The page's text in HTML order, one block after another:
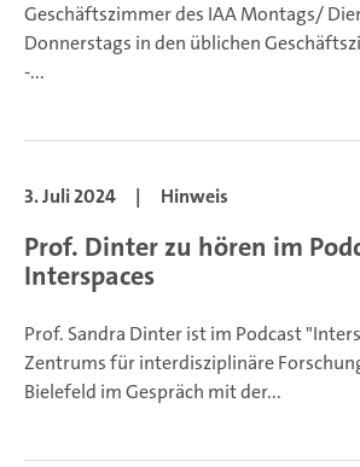
Geschäftszimmer des IAA Montags/
Donnerstags in den üblichen
-...
3. Juli 2024 | Hinweis
Prof. Dinter zu hören im
Interspaces
Prof. Sandra Dinter ist im Podcast
Zentrums für interdisziplinäre
Bielefeld im Gespräch mit der...